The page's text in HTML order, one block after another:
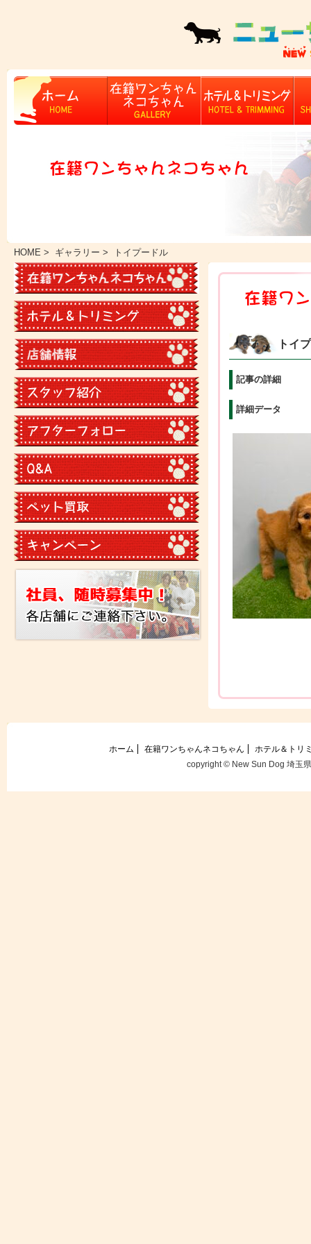
HOME > ギャラリー > トイプードル
トイ
記事の詳細
詳細データ
ホーム 在籍ワンちゃんネコちゃん
ホテル＆トリ
copyright © New Sun Dog 埼玉